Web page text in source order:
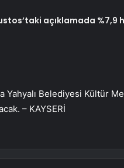
açıklamada %7,9
Yahyalı Belediyesi Kültür
– KAYSERİ